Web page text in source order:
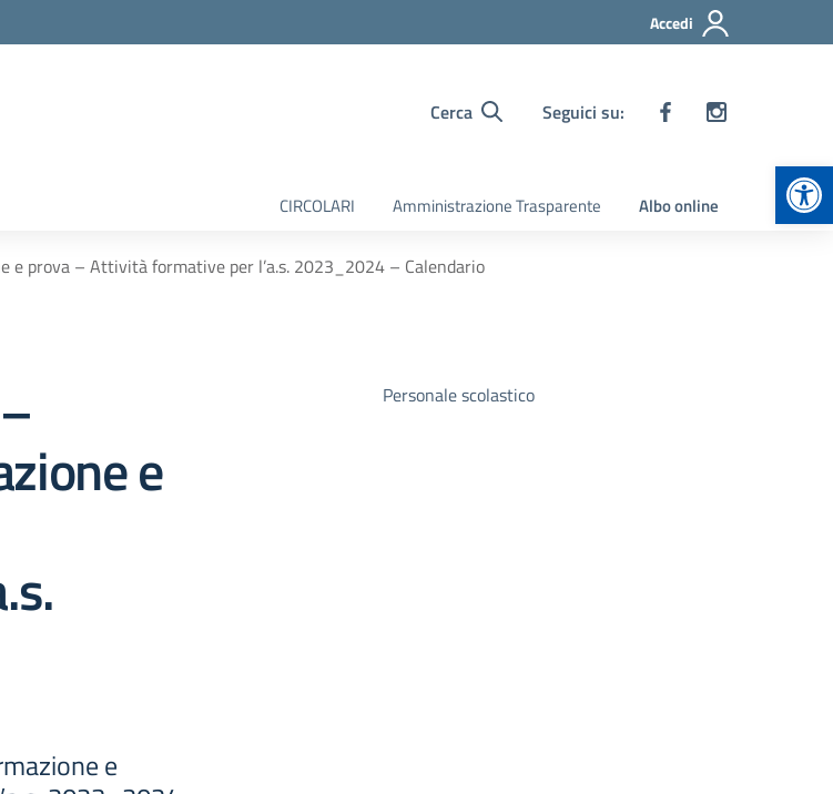
Accedi
Cerca Seguici su:
CIRCOLARI Amministrazione Trasparente Albo online
e prova – Attività formative per l’a.s. 2023_2024 – Calendario
e
e
Personale scolastico